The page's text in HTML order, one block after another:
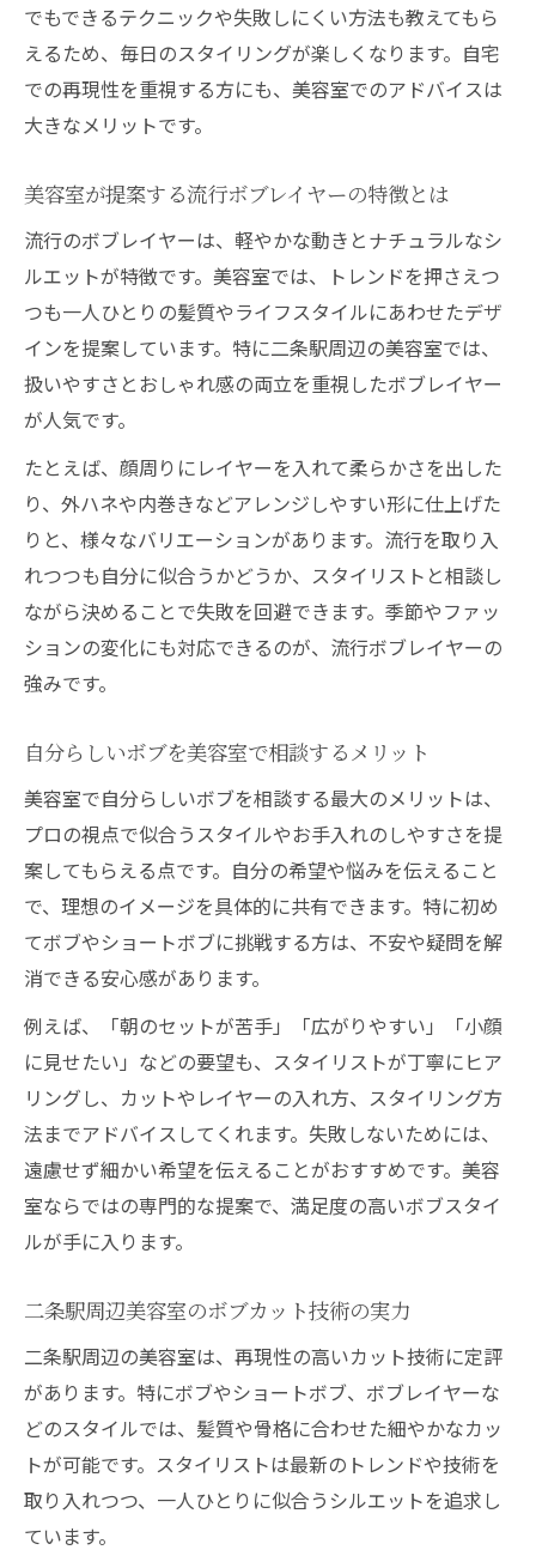
でもできるテクニックや失敗しにくい方法も教えてもら
えるため、毎日のスタイリングが楽しくなります。自宅
での再現性を重視する方にも、美容室でのアドバイスは
大きなメリットです。
美容室が提案する流行ボブレイヤーの特徴とは
流行のボブレイヤーは、軽やかな動きとナチュラルなシ
ルエットが特徴です。美容室では、トレンドを押さえつ
つも一人ひとりの髪質やライフスタイルにあわせたデザ
インを提案しています。特に二条駅周辺の美容室では、
扱いやすさとおしゃれ感の両立を重視したボブレイヤー
が人気です。
たとえば、顔周りにレイヤーを入れて柔らかさを出した
り、外ハネや内巻きなどアレンジしやすい形に仕上げた
りと、様々なバリエーションがあります。流行を取り入
れつつも自分に似合うかどうか、スタイリストと相談し
ながら決めることで失敗を回避できます。季節やファッ
ションの変化にも対応できるのが、流行ボブレイヤーの
強みです。
自分らしいボブを美容室で相談するメリット
美容室で自分らしいボブを相談する最大のメリットは、
プロの視点で似合うスタイルやお手入れのしやすさを提
案してもらえる点です。自分の希望や悩みを伝えること
で、理想のイメージを具体的に共有できます。特に初め
てボブやショートボブに挑戦する方は、不安や疑問を解
消できる安心感があります。
例えば、「朝のセットが苦手」「広がりやすい」「小顔
に見せたい」などの要望も、スタイリストが丁寧にヒア
リングし、カットやレイヤーの入れ方、スタイリング方
法までアドバイスしてくれます。失敗しないためには、
遠慮せず細かい希望を伝えることがおすすめです。美容
室ならではの専門的な提案で、満足度の高いボブスタイ
ルが手に入ります。
二条駅周辺美容室のボブカット技術の実力
二条駅周辺の美容室は、再現性の高いカット技術に定評
があります。特にボブやショートボブ、ボブレイヤーな
どのスタイルでは、髪質や骨格に合わせた細やかなカッ
トが可能です。スタイリストは最新のトレンドや技術を
取り入れつつ、一人ひとりに似合うシルエットを追求し
ています。